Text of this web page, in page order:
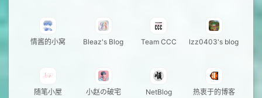
情酱的小窝 Bleaz's Blog Team CCC lzz0403's blog
随笔小屋 小赵の破宅 NetBlog 热衷于的博客